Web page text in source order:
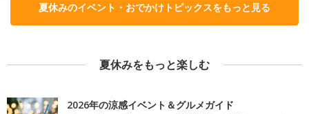
夏休みのイベント・おでかけトピックスをもっと見る
夏休みをもっと楽しむ
2026年の涼感イベント＆グルメガイド